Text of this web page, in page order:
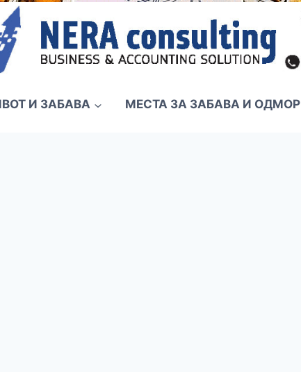
И ЗАБАВА МЕСТА ЗА ЗАБАВА И ОДМОР